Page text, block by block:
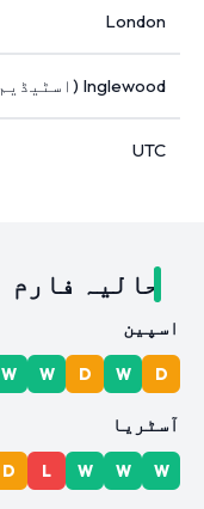
London
Inglewood (اسٹیڈیم)
UTC
حالیہ فارم
اسپین
D
W
D
W
W
آسٹریا
W
W
W
L
D